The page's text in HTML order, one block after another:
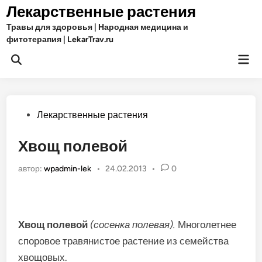
Перейти
содержимому
Лекарственные растения
Травы для здоровья | Народная медицина и
фитотерапия | LekarTrav.ru
Открыть
Опубликовано
Лекарственные растения
Хвощ полевой
автор:wpadmin-lek • 24.02.2013 • 0
Хвощ полевой (сосенка полевая). Многолетнее
споровое травянистое растение из семейства
хвощовых.